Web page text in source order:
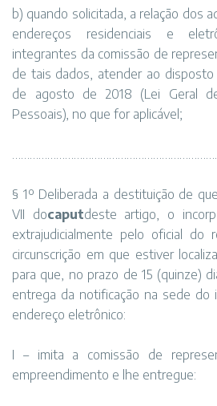
b) quando solicitada, a relação dos
endereços residenciais e
integrantes da comissão de
de tais dados, atender ao disposto
de agosto de 2018 (Lei Geral
Pessoais), no que for aplicável;
§ 1º Deliberada a destituição de
VII docaputdeste artigo, o
extrajudicialmente pelo oficial do
circunscrição em que estiver
para que, no prazo de 15 (quinze)
entrega da notificação na sede do
endereço eletrônico:
I – imita a comissão de
empreendimento e lhe entregue: